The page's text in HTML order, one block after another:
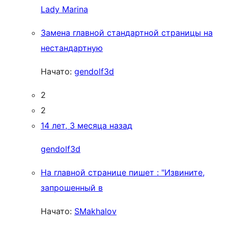
Lady Marina
Замена главной стандартной страницы на
нестандартную
Начато: gendolf3d
2
2
14 лет, 3 месяца назад
gendolf3d
На главной странице пишет : "Извините,
запрошенный в
Начато: SMakhalov